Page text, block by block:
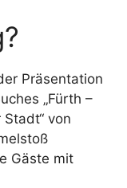
Präsentation
„Fürth –
von
Gäste mit